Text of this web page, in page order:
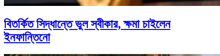
বিতর্কিত সিদ্ধান্তে ভুল স্বীকার, ক্ষমা চাইলেন
ইনফান্তিনো